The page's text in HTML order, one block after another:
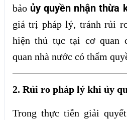
bảo ủy quyền nhận thừa
giá trị pháp lý, tránh rủi
hiện thủ tục tại cơ quan
quan nhà nước có thẩm
2. Rủi ro pháp lý khi ủy
Trong thực tiễn giải